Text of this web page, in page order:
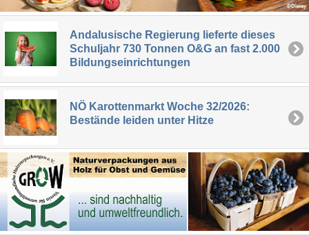
Andalusische Regierung lieferte dieses
Schuljahr 730 Tonnen O&G an fast 2.000
Bildungseinrichtungen
NÖ Karottenmarkt Woche 32/2026:
Bestände leiden unter Hitze